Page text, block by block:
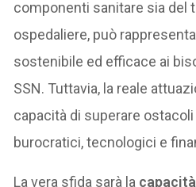
componenti sanitare sia del
ospedaliere, può
sostenibile ed efficace ai
SSN. Tuttavia, la reale
capacità di superare
burocratici, tecnologici e
La vera sfida sarà la